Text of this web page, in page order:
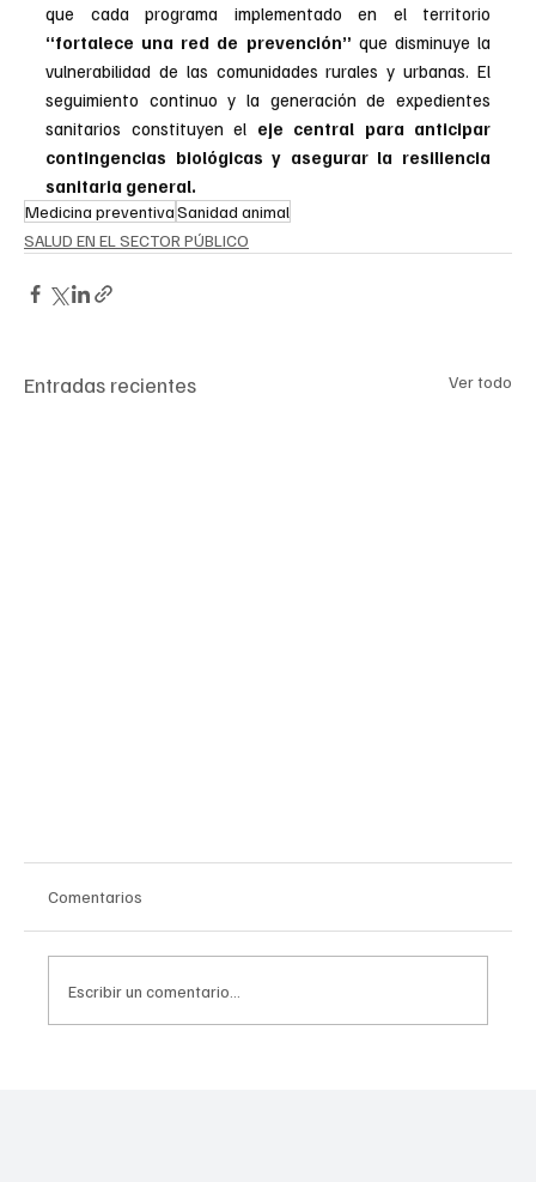
“fortalece una red de prevención” que disminuye la
vulnerabilidad de las comunidades rurales y urbanas. El
seguimiento continuo y la generación de expedientes
sanitarios constituyen el eje central para anticipar
contingencias biológicas y asegurar la resiliencia
sanitaria general.
Medicina preventivaSanidad animal
SALUD EN EL SECTOR PÚBLICO
Entradas recientes Ver todo
Comentarios
Escribir un comentario...